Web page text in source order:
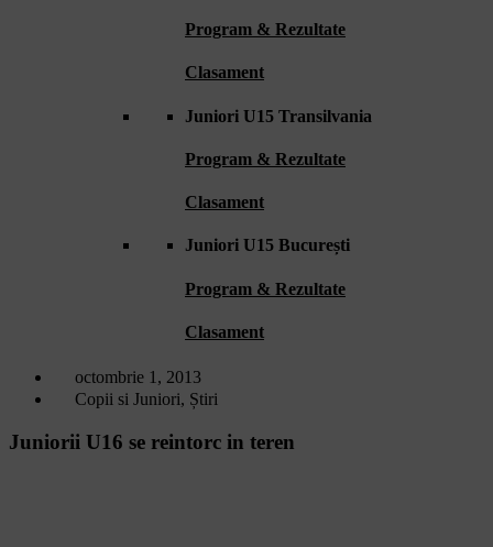
Program & Rezultate
Clasament
Juniori U15 Transilvania
Program & Rezultate
Clasament
Juniori U15 București
Program & Rezultate
Clasament
octombrie 1, 2013
Copii si Juniori, Știri
Juniorii U16 se reintorc in teren